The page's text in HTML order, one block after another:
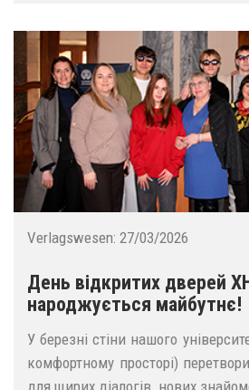
Verlagswesen: 27/03/2026
День відкритих дверей
народжується майбутнє!
У березні стіни нашого
комфортному просторі)
для щирих діалогів, нових